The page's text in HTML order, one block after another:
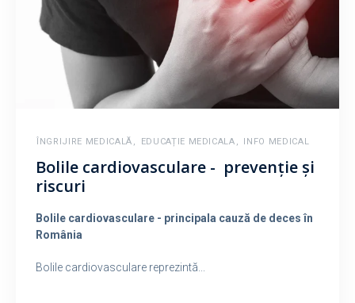
ÎNGRIJIRE MEDICALĂ , EDUCAȚIE MEDICALA , INFO MEDICAL
Bolile cardiovasculare - prevenție și
riscuri
Bolile cardiovasculare - principala cauză de deces în
România
Bolile cardiovasculare reprezintă...